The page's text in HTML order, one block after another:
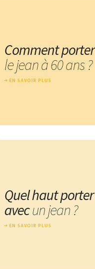
Comment porter
le jean à 60 ans ?
EN SAVOIR PLUS
Quel haut porter
avecun jean ?
EN SAVOIR PLUS